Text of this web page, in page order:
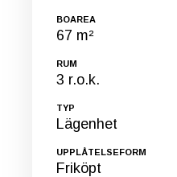
BOAREA
67 m²
RUM
3 r.o.k.
TYP
Lägenhet
UPPLÅTELSEFORM
Friköpt